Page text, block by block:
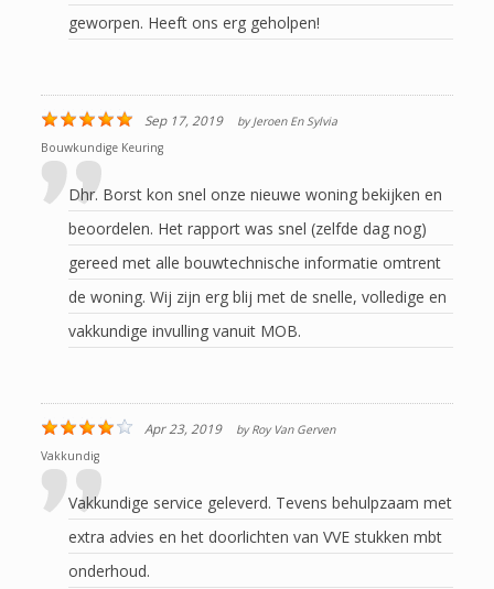
geworpen. Heeft ons erg geholpen!
Sep 17, 2019 byJeroen En Sylvia
Bouwkundige Keuring
Dhr. Borst kon snel onze nieuwe woning bekijken en
beoordelen. Het rapport was snel (zelfde dag nog)
gereed met alle bouwtechnische informatie omtrent
de woning. Wij zijn erg blij met de snelle, volledige en
vakkundige invulling vanuit MOB.
Apr 23, 2019 byRoy Van Gerven
Vakkundig
Vakkundige service geleverd. Tevens behulpzaam met
extra advies en het doorlichten van VVE stukken mbt
onderhoud.